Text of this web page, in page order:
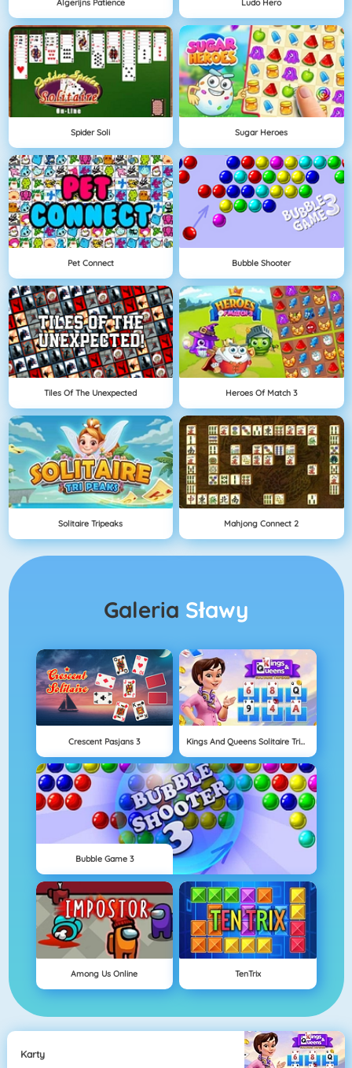
Spider Soli Sugar Heroes
Pet Connect Bubble Shooter
Tiles Of The Unexpected Heroes Of Match 3
Solitaire Tripeaks Mahjong Connect 2
Galeria Sławy
Crescent Pasjans 3 Kings And Queens Solitaire Tripeaks
Bubble Game 3
Among Us Online TenTrix
Karty